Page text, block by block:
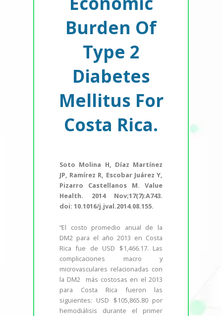
Burden Of
Type 2
Diabetes
Mellitus For
Costa Rica.
Soto Molina H, Díaz Martínez
JP, Ramírez R, Escobar Juárez Y,
Pizarro Castellanos M. Value
Health. 2014 Nov;17(7):A743.
doi: 10.1016/j.jval.2014.08.155.
“El costo promedio anual de la
DM2 para el año 2013 en Costa
Rica fue de USD $1,466.17. Las
complicaciones macro y
microvasculares relacionadas con
la DM2 más costosas en el 2013
para Costa Rica fueron las
siguientes: USD $105,865.80 por
hemodiálisis durante el primer